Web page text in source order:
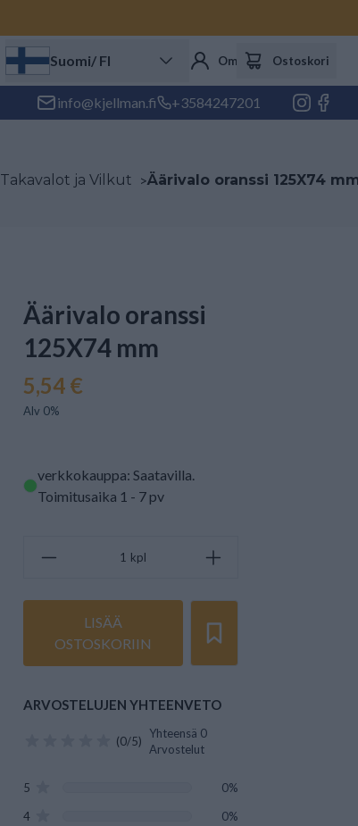
Suomi/ FI Oma tili Ostoskori
info@kjellman.fi +3584247201
Takavalot ja Vilkut >Äärivalo oranssi 125X74
Äärivalo oranssi
125X74 mm
5,54 €
Alv 0%
verkkokauppa: Saatavilla.
Toimitusaika 1 - 7 pv
kpl
LISÄÄ
OSTOSKORIIN
ARVOSTELUJEN YHTEENVETO
(0/5)
Yhteensä 0
Arvostelut
5
0%
4
0%